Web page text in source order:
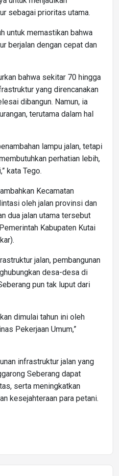
sebagai prioritas utama.
untuk memastikan bahwa
berjalan dengan cepat dan
bahwa sekitar 70 hingga
yang direncanakan
dibangun. Namun, ia
terutama dalam hal
lampu jalan, tetapi
perhatian lebih,
kata Tego.
Kecamatan
oleh jalan provinsi dan
dua jalan utama tersebut
Kabupaten Kutai
jalan, pembangunan
desa-desa di
pun tak luput dari
dimulai tahun ini oleh
Pekerjaan Umum,”
infrastruktur jalan yang
Seberang dapat
serta meningkatkan
kesejahteraan para petani.